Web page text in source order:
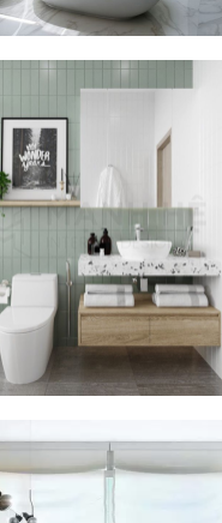
Mẫu Nhà Tắm 7
XEM CHI TIẾT